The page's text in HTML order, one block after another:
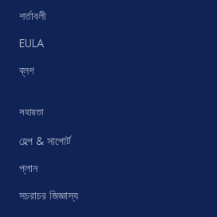
শর্তাবলী
EULA
ব্লগ
সহায়তা
হেল্প & সাপোর্ট
প্লান
সচরাচর জিজ্ঞাস্য